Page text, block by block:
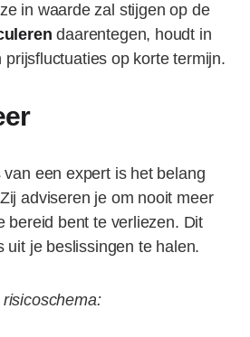
in waarde zal stijgen op de
daarentegen, houdt in
op korte termijn.
een expert is het belang
adviseren je om nooit meer
bereid bent te verliezen. Dit
uit je beslissingen te halen.